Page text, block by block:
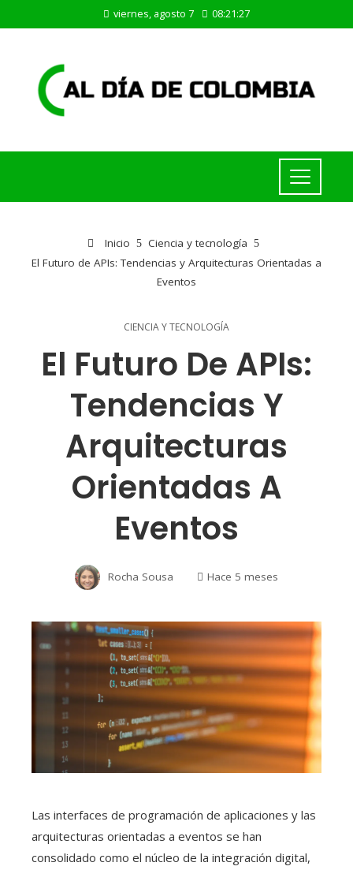
viernes, agosto 7 08:21:27
Inicio
Ciencia y tecnología
El Futuro de APIs: Tendencias y Arquitecturas Orientadas a
Eventos
CIENCIA Y TECNOLOGÍA
El Futuro De APIs:
Tendencias Y
Arquitecturas
Orientadas A
Eventos
Rocha Sousa Hace 5 meses
Las interfaces de programación de aplicaciones y las
arquitecturas orientadas a eventos se han
consolidado como el núcleo de la integración digital,